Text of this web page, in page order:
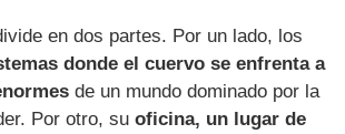
en dos partes. Por un lado, los
donde el cuervo se enfrenta a
de un mundo dominado por la
Por otro, suoficina, un lugar de